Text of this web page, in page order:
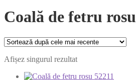
Coală de fetru rosu
Afișez singurul rezultat